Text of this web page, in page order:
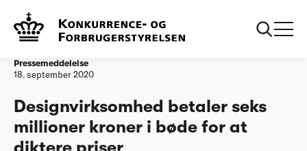
Forside
diktere priser
Pressemeddelelse
18. september 2020
Designvirksomhed betaler seks
millioner kroner i bøde for at
diktere priser